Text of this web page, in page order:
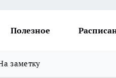
Полезное
заметку